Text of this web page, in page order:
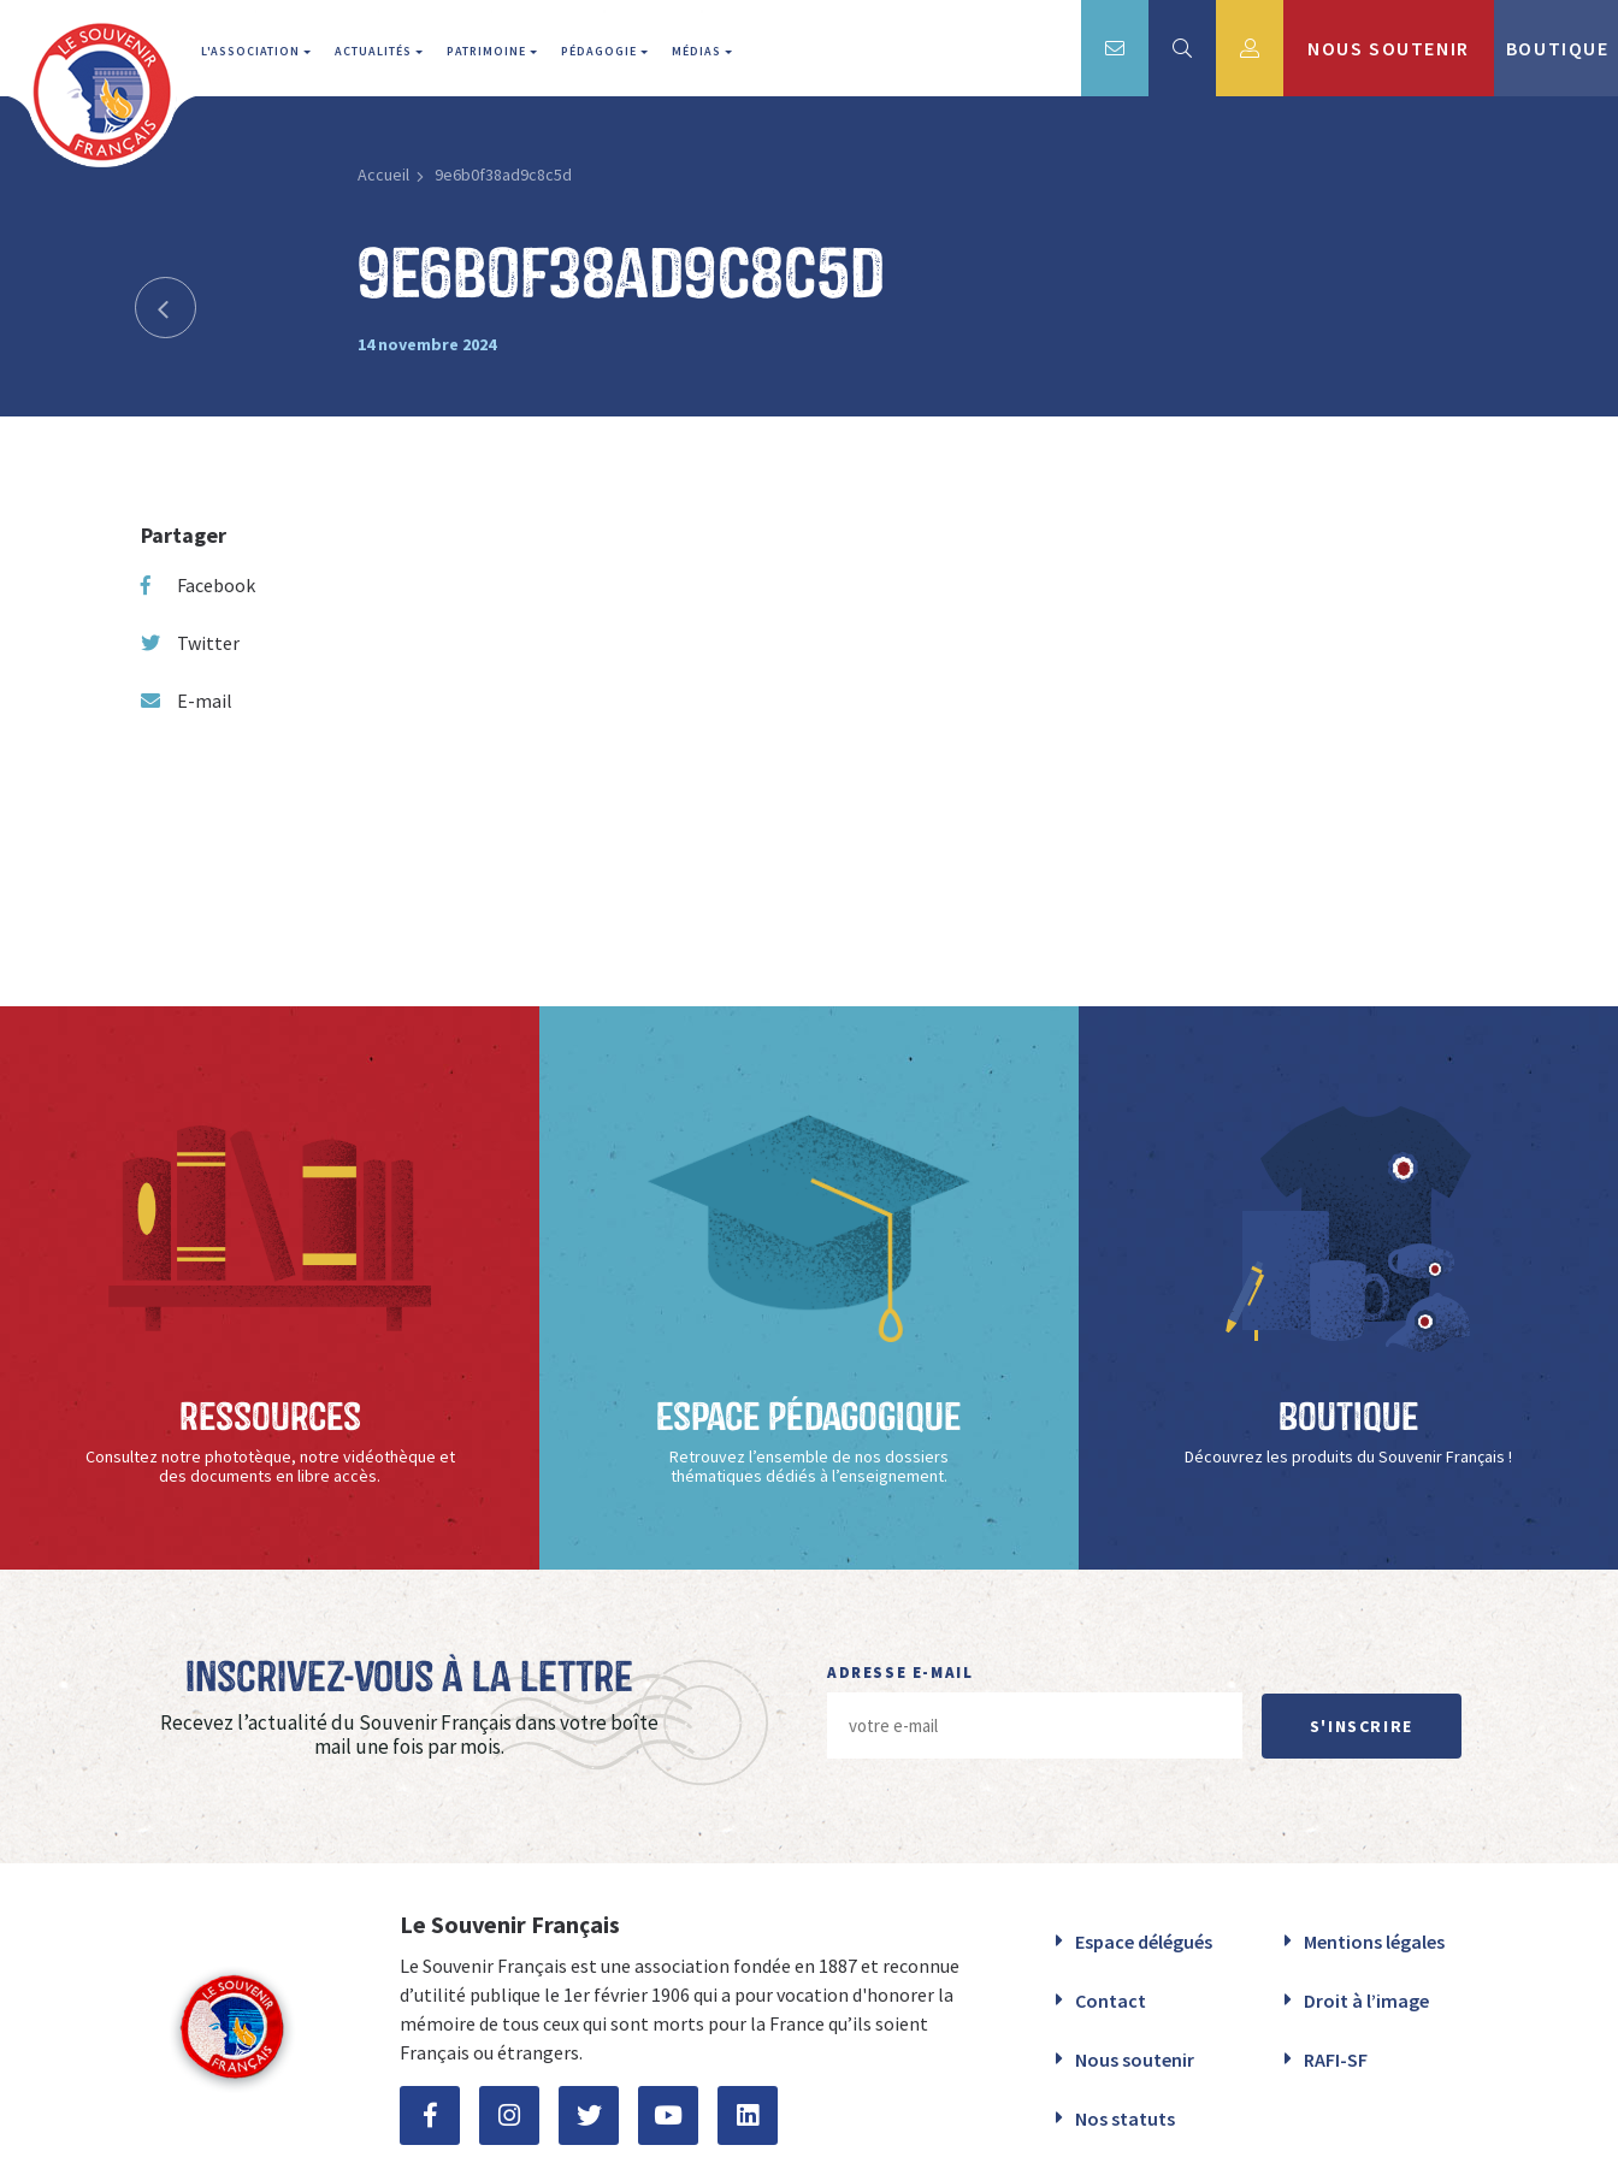
L'ASSOCIATION ACTUALITÉS PATRIMOINE PÉDAGOGIE MÉDIAS NOUS SOUTENIR BOUTIQUE
Accueil 9e6b0f38ad9c8c5d
9e6b0f38ad9c8c5d
14 novembre 2024
Partager
Facebook
Twitter
E-mail
Ressources
Consultez notre phototèque, notre vidéothèque et
des documents en libre accès.
Espace Pédagogique
Retrouvez l’ensemble de nos dossiers
thématiques dédiés à l’enseignement.
Boutique
Découvrez les produits du Souvenir Français !
Inscrivez-vous à La Lettre
Recevez l’actualité du Souvenir Français dans votre boîte
mail une fois par mois.
ADRESSE E-MAIL
S'INSCRIRE
Le Souvenir Français
Le Souvenir Français est une association fondée en 1887 et reconnue
d’utilité publique le 1er février 1906 qui a pour vocation d'honorer la
mémoire de tous ceux qui sont morts pour la France qu’ils soient
Français ou étrangers.
Espace délégués Mentions légales
Contact Droit à l’image
Nous soutenir RAFI-SF
Nos statuts